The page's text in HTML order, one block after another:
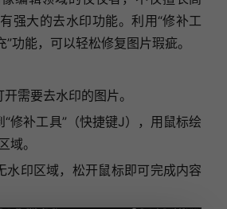
强大的去水印功能。利用“修补工
”功能，可以轻松修复图片瑕疵。
需要去水印的图片。
修补工具”（快捷键J），用鼠标绘
域。
水印区域，松开鼠标即可完成内容